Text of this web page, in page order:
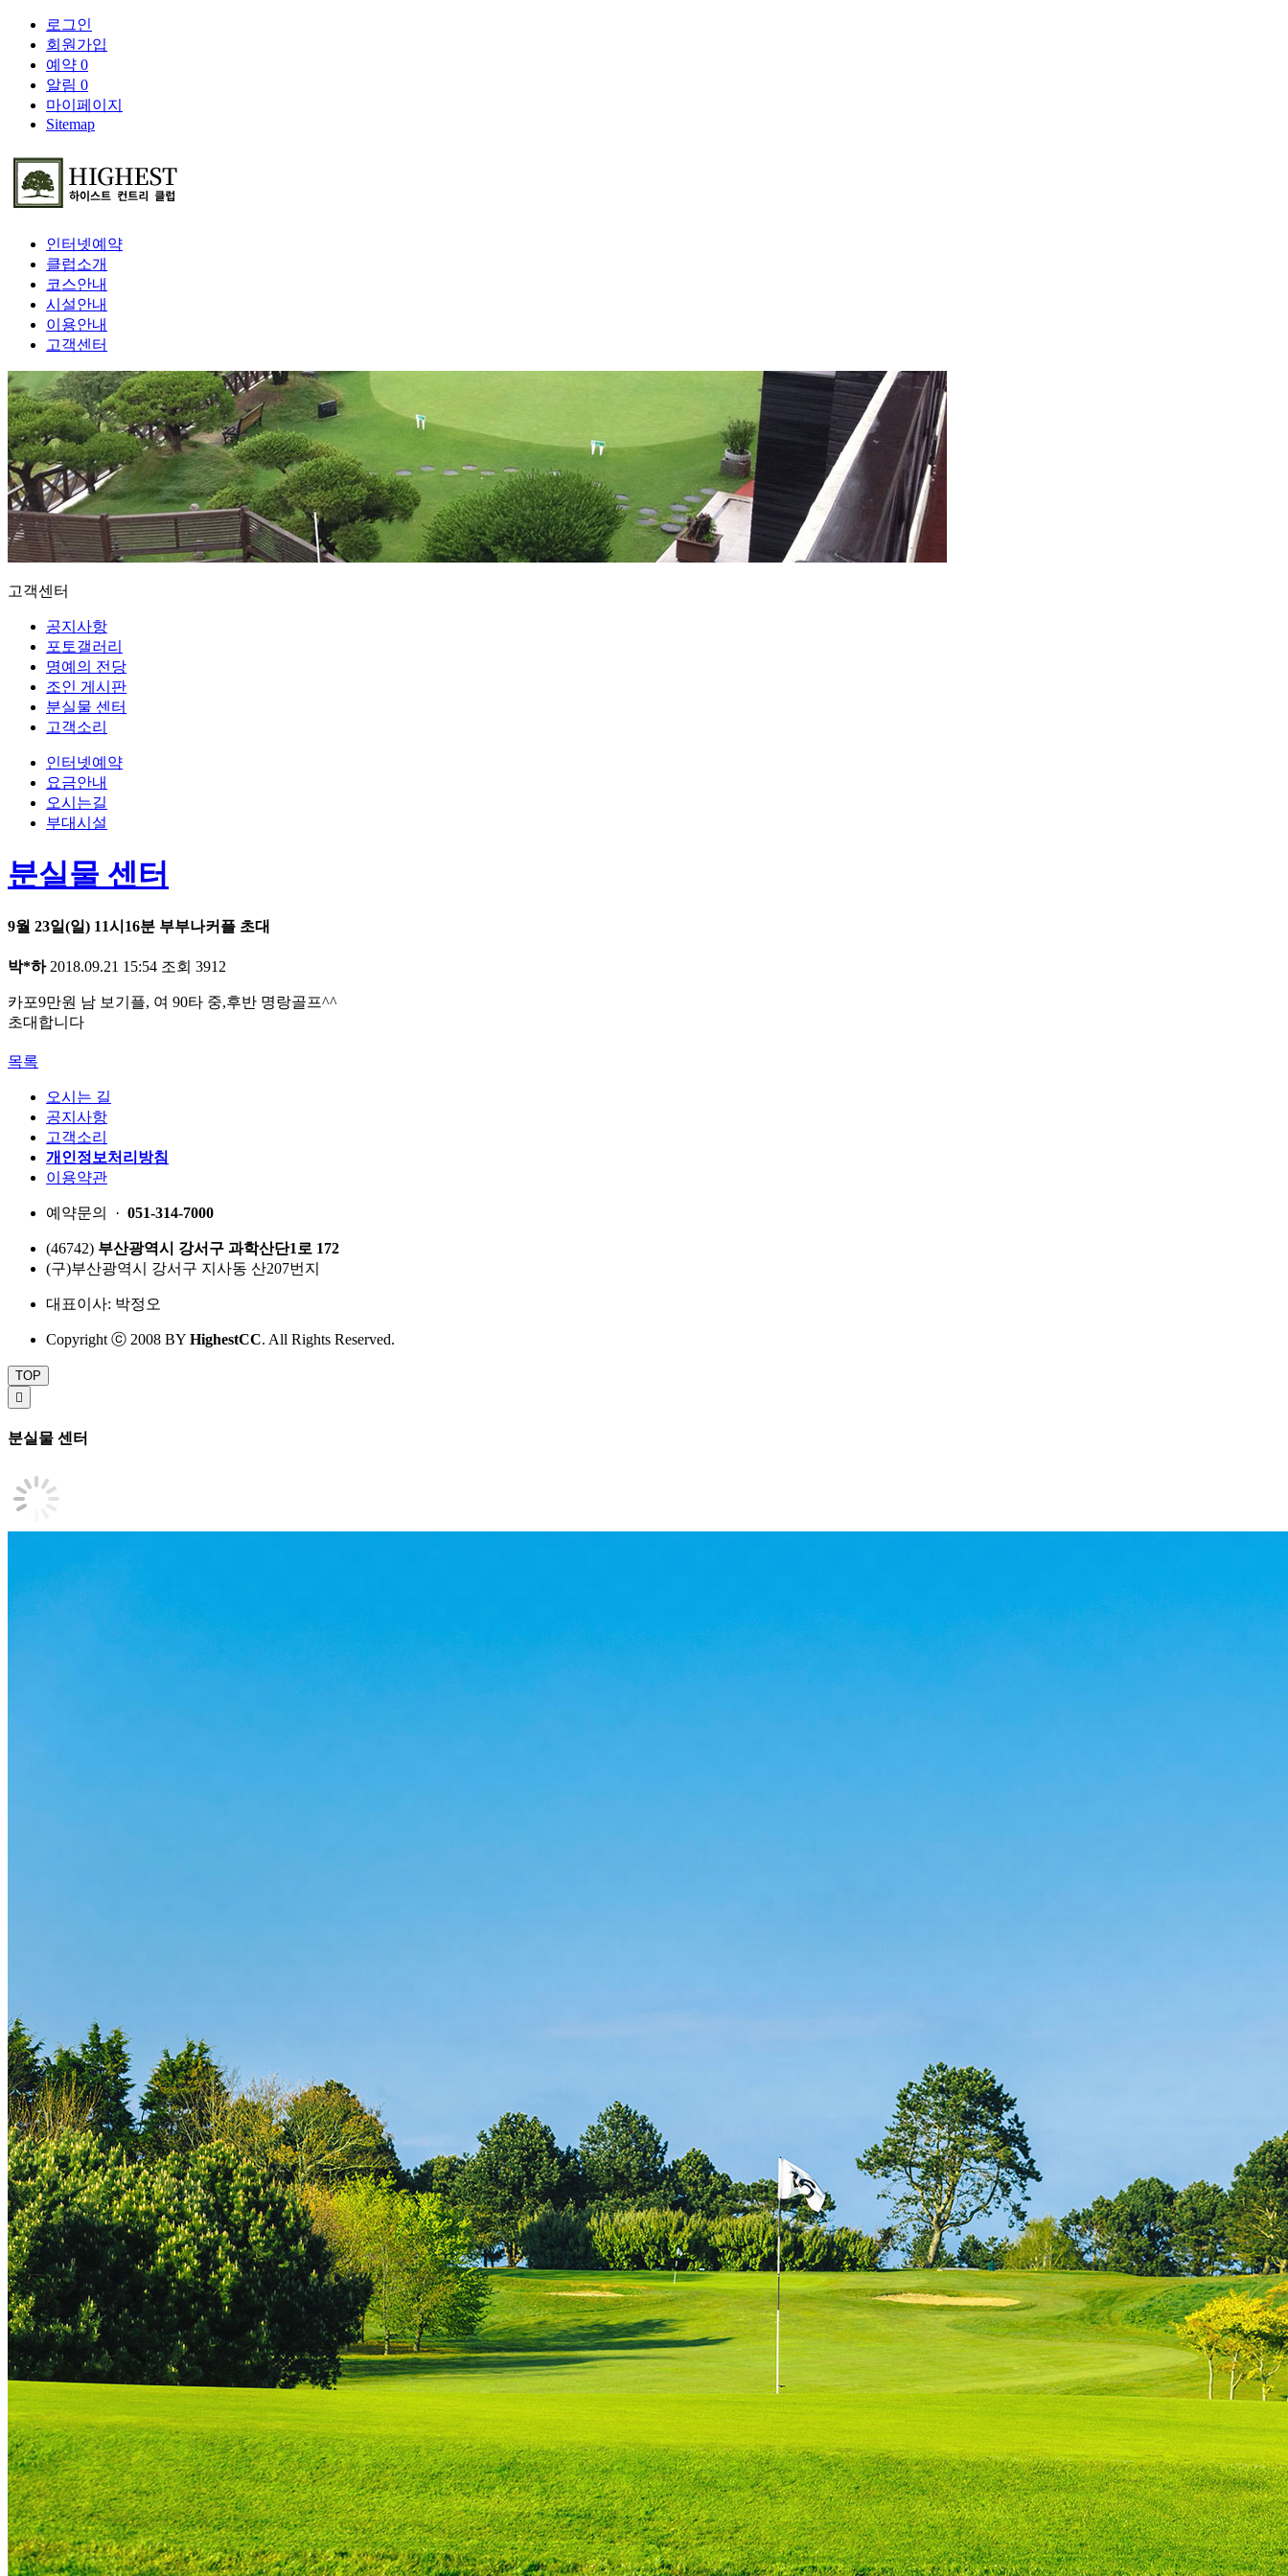
로그인
회원가입
예약 0
알림 0
마이페이지
Sitemap
인터넷예약
클럽소개
코스안내
시설안내
이용안내
고객센터
고객센터
공지사항
포토갤러리
명예의 전당
조인 게시판
분실물 센터
고객소리
인터넷예약
요금안내
오시는길
부대시설
분실물 센터
9월 23일(일) 11시16분 부부나커플 초대
박*하 2018.09.21 15:54 조회 3912
카포9만원 남 보기플, 여 90타 중,후반 명랑골프^^
초대합니다
목록
오시는 길
공지사항
고객소리
개인정보처리방침
이용약관
예약문의 · 051-314-7000
(46742) 부산광역시 강서구 과학산단1로 172
(구)부산광역시 강서구 지사동 산207번지
대표이사: 박정오
Copyright ⓒ 2008 BY HighestCC. All Rights Reserved.
TOP

분실물 센터